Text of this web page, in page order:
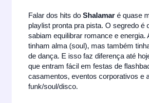
Falar dos hits doShalamar é quase
playlist pronta pra pista. O segredo é
sabiam equilibrar romance e energia.
tinham alma (soul), mas também
de dança. E isso faz diferença até
que entram fácil em festas de
casamentos, eventos corporativos e
funk/soul/disco.